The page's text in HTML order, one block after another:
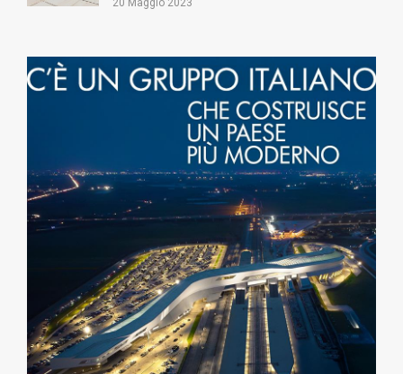
20 Maggio 2023